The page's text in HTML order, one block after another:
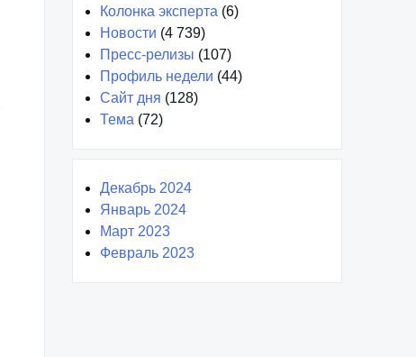
Колонка эксперта (6)
Новости (4 739)
Пресс-релизы (107)
Профиль недели (44)
Сайт дня (128)
Тема (72)
Декабрь 2024
Январь 2024
Март 2023
Февраль 2023